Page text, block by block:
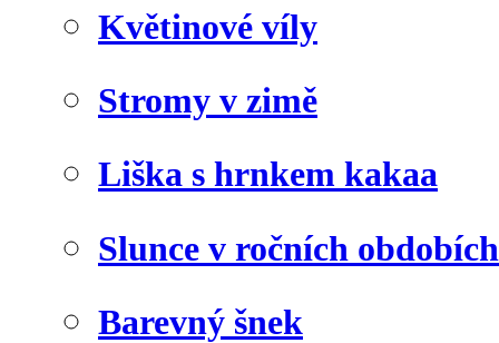
Květinové víly
Stromy v zimě
Liška s hrnkem kakaa
Slunce v ročních obdobích
Barevný šnek